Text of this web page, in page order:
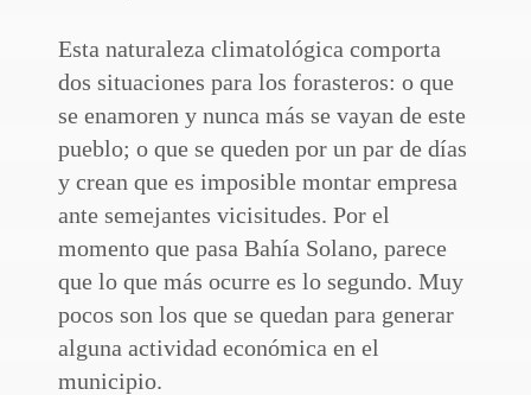
Esta naturaleza climatológica comporta
dos situaciones para los forasteros: o que
se enamoren y nunca más se vayan de este
pueblo; o que se queden por un par de días
y crean que es imposible montar empresa
ante semejantes vicisitudes. Por el
momento que pasa Bahía Solano, parece
que lo que más ocurre es lo segundo. Muy
pocos son los que se quedan para generar
alguna actividad económica en el
municipio.